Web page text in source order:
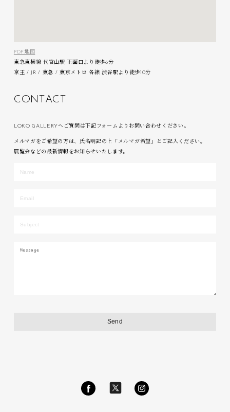
PDF地図
東急東横線 代官山駅 正面口より徒歩6分
京王 / JR / 東急 / 東京メトロ 各線 渋谷駅より徒歩10分
C ON T AC T
LOKO GALLERYへご質問は下記フォームよりお問い合わせください。
メルマガをご希望の方は、氏名明記の上「メルマガ希望」とご記入ください。
展覧会などの最新情報をお知らせいたします。